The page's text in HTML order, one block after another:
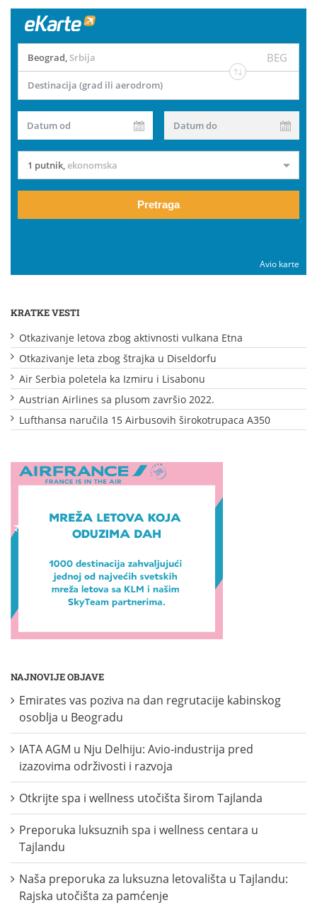
Beograd, Srbija BEG
Destinacija (grad ili aerodrom)
Datum od Datum do
1 putnik,ekonomska
Pretraga
Avio karte
KRATKE VESTI
Otkazivanje letova zbog aktivnosti vulkana Etna
Otkazivanje leta zbog štrajka u Diseldorfu
Air Serbia poletela ka Izmiru i Lisabonu
Austrian Airlines sa plusom završio 2022.
Lufthansa naručila 15 Airbusovih širokotrupaca A350
NAJNOVIJE OBJAVE
Emirates vas poziva na dan regrutacije kabinskog
osoblja u Beogradu
IATA AGM u Nju Delhiju: Avio-industrija pred
izazovima održivosti i razvoja
Otkrijte spa i wellness utočišta širom Tajlanda
Preporuka luksuznih spa i wellness centara u
Tajlandu
Naša preporuka za luksuzna letovališta u Tajlandu:
Rajska utočišta za pamćenje